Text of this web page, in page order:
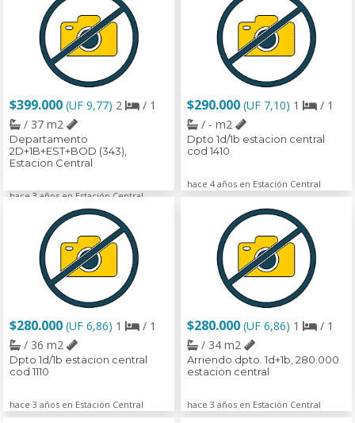
$399.000 (UF 9,77) 2
/ 1
/ 37 m2
Departamento
2D+1B+EST+BOD (343),
Estacion Central
hace 3 años en Estación Central
$290.000 (UF 7,10) 1
/ 1
/ - m2
Dpto 1d/1b estacion central
cod 1410
hace 4 años en Estación Central
$280.000 (UF 6,86) 1
/ 1
/ 36 m2
Dpto 1d/1b estacion central
cod 1110
hace 3 años en Estación Central
$280.000 (UF 6,86) 1
/ 1
/ 34 m2
Arriendo dpto. 1d+1b, 280.000
estacion central
hace 3 años en Estación Central